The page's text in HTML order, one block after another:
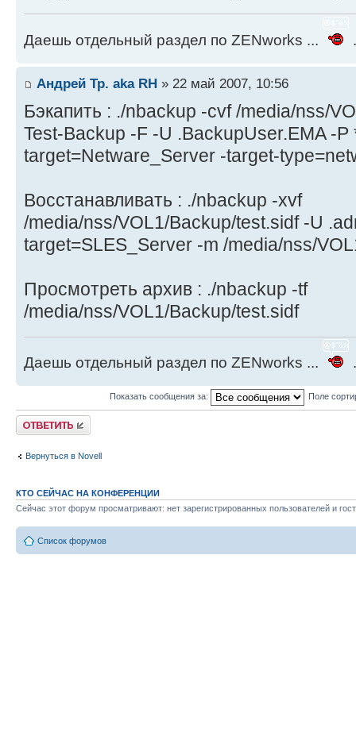
Даешь отдельный раздел по ZENworks ...
Андрей Тр. aka RH » 22 май 2007, 10:56
Бэкапить : ./nbackup -cvf /media/nss/
Test-Backup -F -U .BackupUser.EMA -
target=Netware_Server -target-
Восстанавливать : ./nbackup -xvf
/media/nss/VOL1/Backup/test.sidf -U
target=SLES_Server -m /media/nss/
Просмотреть архив : ./nbackup -tf
/media/nss/VOL1/Backup/test.sidf
Даешь отдельный раздел по ZENworks ...
Показать сообщения за: Поле
Ответить
Вернуться в Novell
КТО СЕЙЧАС НА КОНФЕРЕНЦИИ
Сейчас этот форум просматривают: нет зарегистрированных пользователей и
Список форумов